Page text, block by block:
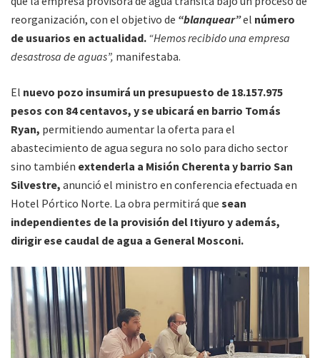
reorganización, con el objetivo de “blanquear”el número
de usuarios en actualidad. “Hemos recibido una empresa
desastrosa de aguas”, manifestaba.
El nuevo pozo insumirá un presupuesto de 18.157.975
pesos con 84 centavos, y se ubicará en barrio Tomás
Ryan, permitiendo aumentar la oferta para el
abastecimiento de agua segura no solo para dicho sector
sino también extenderla a Misión Cherenta y barrio San
Silvestre, anunció el ministro en conferencia efectuada en
Hotel Pórtico Norte. La obra permitirá que sean
independientes de la provisión del Itiyuro y además,
dirigir ese caudal de agua a General Mosconi.